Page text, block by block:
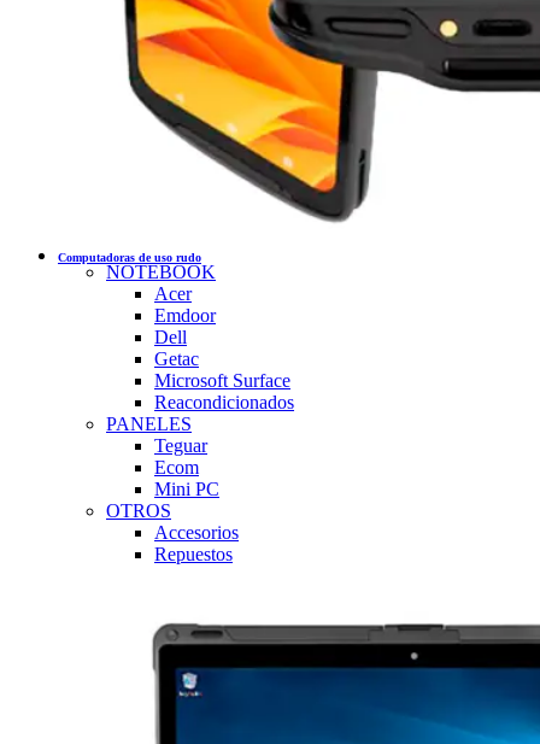
Computadoras de uso rudo
NOTEBOOK
Acer
Emdoor
Dell
Getac
Microsoft Surface
Reacondicionados
PANELES
Teguar
Ecom
Mini PC
OTROS
Accesorios
Repuestos